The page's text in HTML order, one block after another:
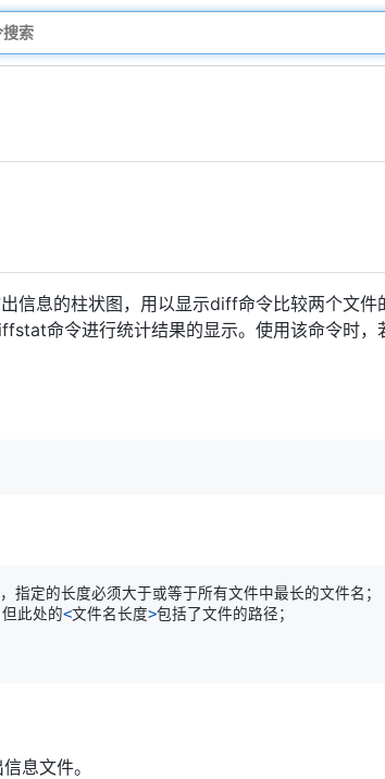
信息的柱状图，用以显示diff命令比较两个文件
命令进行统计结果的显示。使用该命令时，
此处的<文件名长度>
息文件。